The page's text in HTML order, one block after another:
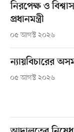
নিরপেক্ষ ও
প্রধানমন্ত্রী
০৫ আগস্ট ২০২৬
ন্যায়বিচারের
০৫ আগস্ট ২০২৬